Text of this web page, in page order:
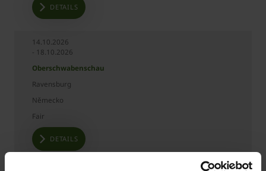
DETAILS
14.10.2026
- 18.10.2026
Oberschwabenschau
Ravensburg
Německo
Fair
DETAILS